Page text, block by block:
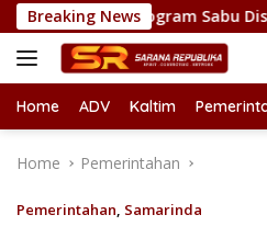
Skip
to
content
Breaking News
1 Kilogram Sabu Disita
Home ADV Kaltim
Home Pemerintahan
Pemerintahan, Samarinda